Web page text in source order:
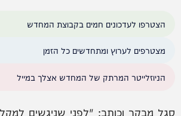
הצטרפו לעדכונים חמים בקבוצת המחדש
מצטרפים לערוץ ומתחדשים כל הזמן
הניוזלייטר המרתק של המחדש אצלך במייל
סגל מבקר וכותב: "לפני שניגשים